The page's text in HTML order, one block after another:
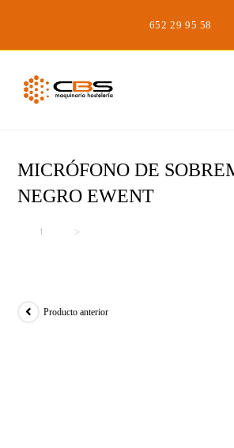
contenido
652 29 95 58
MICRÓFONO DE
NEGRO EWENT
>
Producto anterior